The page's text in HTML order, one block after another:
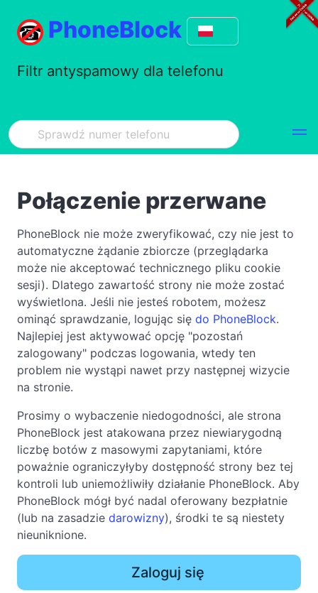
PhoneBlock
Filtr antyspamowy dla telefonu
Połączenie przerwane
PhoneBlock nie może zweryfikować, czy nie jest to
automatyczne żądanie zbiorcze (przeglądarka
może nie akceptować technicznego pliku cookie
sesji). Dlatego zawartość strony nie może zostać
wyświetlona. Jeśli nie jesteś robotem, możesz
ominąć sprawdzanie, logując się do PhoneBlock.
Najlepiej jest aktywować opcję "pozostań
zalogowany" podczas logowania, wtedy ten
problem nie wystąpi nawet przy następnej wizycie
na stronie.
Prosimy o wybaczenie niedogodności, ale strona
PhoneBlock jest atakowana przez niewiarygodną
liczbę botów z masowymi zapytaniami, które
poważnie ograniczyłyby dostępność strony bez tej
kontroli lub uniemożliwiły działanie PhoneBlock. Aby
PhoneBlock mógł być nadal oferowany bezpłatnie
(lub na zasadzie darowizny), środki te są niestety
nieuniknione.
Zaloguj się